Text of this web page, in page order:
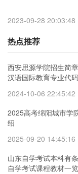
2023-09-28 20:03:48
热点推荐
西安思源学院招生简
汉语国际教育专业代码
2024-10-06 22:45:42
2025高考绵阳城市学
绍
2025-09-20 14:45:16
山东自学考试本科有
自学考试课程教材一